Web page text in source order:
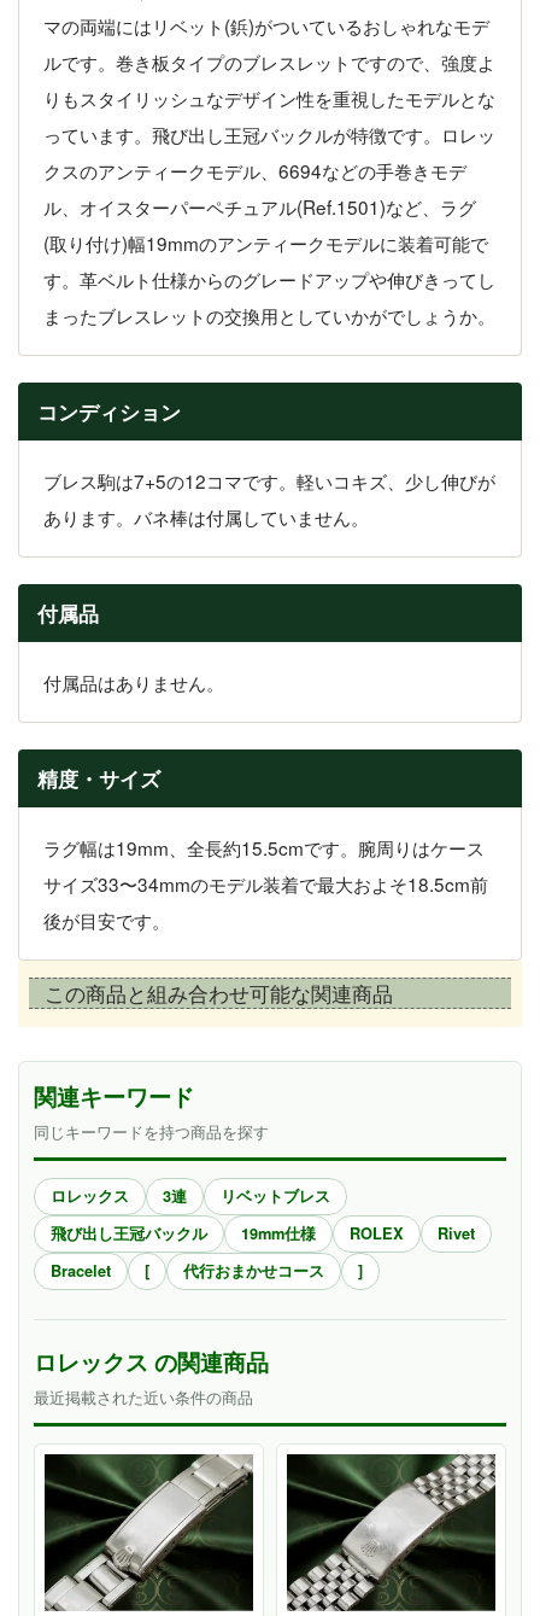
マの両端にはリベット(鋲)がついているおしゃれなモデ
ルです。巻き板タイプのブレスレットですので、強度よ
りもスタイリッシュなデザイン性を重視したモデルとな
っています。飛び出し王冠バックルが特徴です。ロレッ
クスのアンティークモデル、6694などの手巻きモデ
ル、オイスターパーペチュアル(Ref.1501)など、ラグ
(取り付け)幅19mmのアンティークモデルに装着可能で
す。革ベルト仕様からのグレードアップや伸びきってし
まったブレスレットの交換用としていかがでしょうか。
コンディション
ブレス駒は7+5の12コマです。軽いコキズ、少し伸びが
あります。バネ棒は付属していません。
付属品
付属品はありません。
精度・サイズ
ラグ幅は19mm、全長約15.5cmです。腕周りはケース
サイズ33〜34mmのモデル装着で最大およそ18.5cm前
後が目安です。
この商品と組み合わせ可能な関連商品
関連キーワード
同じキーワードを持つ商品を探す
ロレックス 3連
リベットブレス
飛び出し王冠バックル
19mm仕様 ROLEX
Rivet
Bracelet
[ 代行おまかせコース ]
ロレックス の関連商品
最近掲載された近い条件の商品